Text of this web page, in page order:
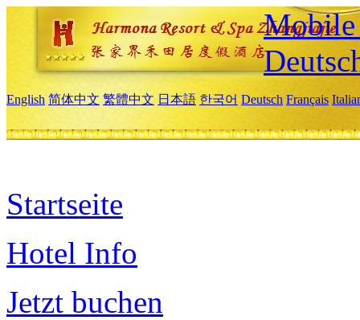
Mobile
English 简体中文 繁體中文 日本語 한국어 Deutsch Français
Startseite
Hotel Info
Jetzt buchen